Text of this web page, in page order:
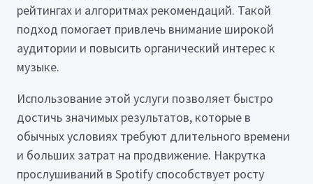
рейтингах и алгоритмах рекомендаций. Такой
подход помогает привлечь внимание широкой
аудитории и повысить органический интерес к
музыке.
Использование этой услуги позволяет быстро
достичь значимых результатов, которые в
обычных условиях требуют длительного времени
и больших затрат на продвижение. Накрутка
прослушиваний в Spotify способствует росту